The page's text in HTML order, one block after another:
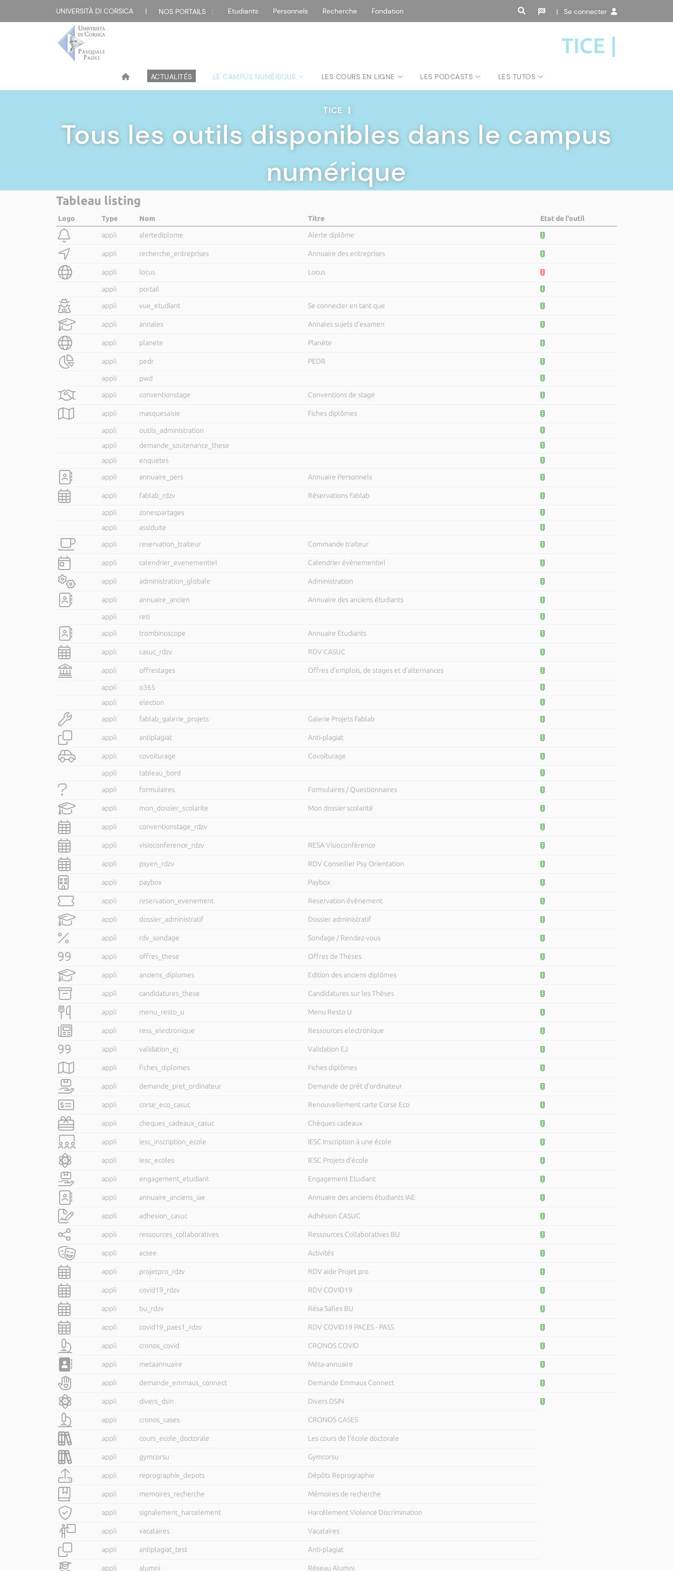
UNIVERSITÀ DI CORSICA | NOS PORTAILS : Etudiants Personnels Recherche Fondation | Se connecter
TICE |
ACTUALITÉS LE CAMPUS NUMÉRIQUE LES COURS EN LIGNE LES PODCASTS LES TUTOS
TICE |
Tous les outils disponibles dans le campus
numérique
Tableau listing
Logo Type Nom Titre Etat de l'outil
appli alertediplome Alerte diplôme
appli recherche_entreprises Annuaire des entreprises
appli locus Locus
appli portail
appli vue_etudiant Se connecter en tant que
appli annales Annales sujets d'examen
appli planete Planète
appli pedr PEDR
appli pwd
appli conventionstage Conventions de stage
appli masquesaisie Fiches diplômes
appli
outils_administration
appli
demande_soutenance_these
appli
enquetes
appli annuaire_pers Annuaire Personnels
appli fablab_rdzv Réservations Fablab
appli
zonespartages
appli
assiduite
appli reservation_traiteur Commande traiteur
appli calendrier_evenementiel Calendrier évènementiel
appli administration_globale Administration
appli annuaire_ancien Annuaire des anciens étudiants
appli reti
appli trombinoscope Annuaire Etudiants
appli casuc_rdzv RDV CASUC
appli offrestages Offres d'emplois, de stages et d'alternances
appli
o365
appli
election
appli fablab_galerie_projets Galerie Projets Fablab
appli antiplagiat Anti-plagiat
appli covoiturage Covoiturage
appli tableau_bord
appli formulaires Formulaires / Questionnaires
appli mon_dossier_scolarite Mon dossier scolarité
appli conventionstage_rdzv
appli visioconference_rdzv RESA Visioconférence
appli psyen_rdzv RDV Conseiller Psy Orientation
appli paybox Paybox
appli reservation_evenement Reservation évènement
appli dossier_administratif Dossier administratif
appli rdv_sondage Sondage / Rendez-vous
appli offres_these Offres de Thèses
appli anciens_diplomes Edition des anciens diplômes
appli candidatures_these Candidatures sur les Thèses
appli menu_resto_u Menu Resto U
appli ress_electronique Ressources electronique
appli validation_ej Validation EJ
appli fiches_diplomes Fiches diplômes
appli demande_pret_ordinateur Demande de prêt d'ordinateur
appli corse_eco_casuc Renouvellement carte Corse Eco
appli cheques_cadeaux_casuc Chèques cadeaux
appli iesc_inscription_ecole IESC Inscription à une école
appli iesc_ecoles IESC Projets d'école
appli engagement_etudiant Engagement Etudiant
appli annuaire_anciens_iae Annuaire des anciens étudiants IAE
appli adhesion_casuc Adhésion CASUC
appli ressources_collaboratives Ressources Collaboratives BU
appli acsee Activités
appli projetpro_rdzv RDV aide Projet pro
appli covid19_rdzv RDV COVID19
appli bu_rdzv Résa Salles BU
appli covid19_paes1_rdzv RDV COVID19 PACES - PASS
appli cronos_covid CRONOS COVID
appli metaannuaire Méta-annuaire
appli demande_emmaus_connect Demande Emmaus Connect
appli divers_dsin Divers DSIN
appli cronos_cases CRONOS CASES
appli cours_ecole_doctorale Les cours de l'école doctorale
appli gymcorsu Gymcorsu
appli reprographie_depots Dépôts Reprographie
appli memoires_recherche Mémoires de recherche
appli signalement_harcelement Harcèlement Violence Discrimination
appli vacataires Vacataires
appli antiplagiat_test Anti-plagiat
appli alumni Réseau Alumni